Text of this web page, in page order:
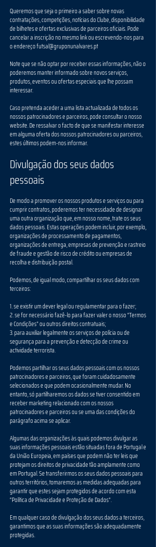
Queremos que seja o primeiro a saber sobre novas
contratações, competições, notícias do Clube, disponibilidade
de bilhetes e ofertas exclusivas de parceiros oficiais. Pode
cancelar a inscrição no mesmo link ou escrevendo-nos para
o endereçofutsal@gruponunalvares.pt
Note que se não optar por receber essas informações, não o
poderemos manter informado sobre novos serviços,
produtos, eventos ou ofertas especiais que lhe possam
interessar.
Caso pretenda aceder a uma lista actualizada de todos os
nossos patrocinadores e parceiros, pode consultar o nosso
website. De ressalvar o facto de que se manifestar interesse
em alguma oferta dos nossos patrocinadores ou parceiros,
estes últimos podem-nos informar.
Divulgação dos seus dados
pessoais
De modo a promover os nossos produtos e serviços ou para
cumprir contratos, poderemos ter necessidade de designar
uma outra organização que, em nosso nome, trate os seus
dados pessoais. Estas operações podem incluir, por exemplo,
organizações de processamento de pagamentos,
organizações de entrega, empresas de prevenção e rastreio
de fraude e gestão de risco de crédito ou empresas de
recolha e distribuição postal.
Podemos, de igual modo, compartilhar os seus dados com
terceiros:
1. se existir um dever legal ou regulamentar para o fazer;
2. se for necessário fazê-lo para fazer valer o nosso “Termos
e Condições” ou outros direitos contratuais;
3. para auxiliar legalmente os serviços de polícia ou de
segurança para a prevenção e detecção de crime ou
actividade terrorista.
Podemos partilhar os seus dados pessoais com os nossos
patrocinadores e parceiros, que foram cuidadosamente
selecionados e que podem ocasionalmente mudar. No
entanto, só partilharemos os dados se tiver consentido em
receber marketing relacionado com os nossos
patrocinadores e parceiros ou se uma das condições do
parágrafo acima se aplicar.
Algumas das organizações às quais podemos divulgar as
suas informações pessoais estão situadas fora de Portugal e
da União Europeia, em países que podem não ter leis que
protejam os direitos de privacidade tão amplamente como
em Portugal. Se transferirmos os seus dados pessoais para
outros territórios, tomaremos as medidas adequadas para
garantir que estes sejam protegidos de acordo com esta
“Política de Privacidade e Proteção de Dados”.
Em qualquer caso de divulgação dos seus dados a terceiros,
garantimos que as suas informações são adequadamente
protegidas.